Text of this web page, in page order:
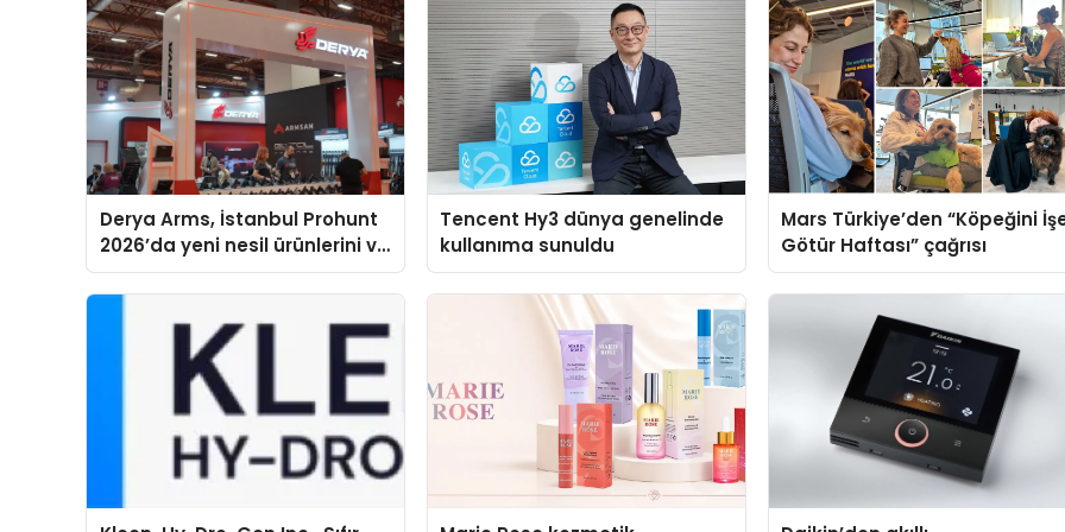
Derya Arms, İstanbul Prohunt
2026’da yeni nesil ürünlerini ve
global marka vizyonunu
sergiledi
Tencent Hy3 dünya genelinde
kullanıma sunuldu
Mars Türkiye’den “Köpeğini
Götür Haftası” çağrısı